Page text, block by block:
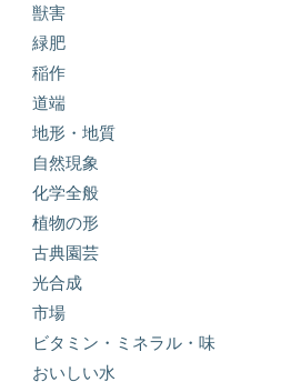
獣害
緑肥
稲作
道端
地形・地質
自然現象
化学全般
植物の形
古典園芸
光合成
市場
ビタミン・ミネラル・味
おいしい水